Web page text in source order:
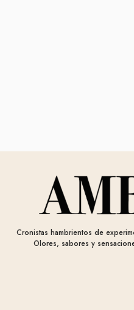
Cronistas hambrientos de
Olores, sabores y